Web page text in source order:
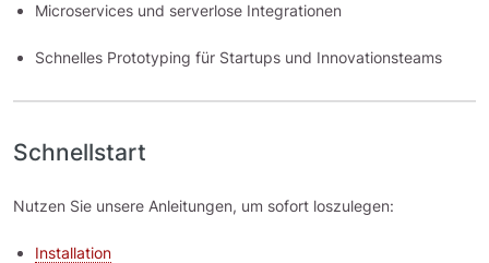
Microservices und serverlose Integrationen
Schnelles Prototyping für Startups und Innovationsteams
Schnellstart
Nutzen Sie unsere Anleitungen, um sofort loszulegen:
Installation